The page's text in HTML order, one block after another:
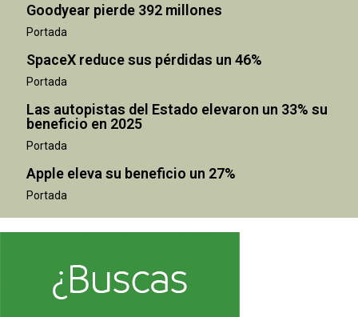
Goodyear pierde 392 millones
Portada
SpaceX reduce sus pérdidas un 46%
Portada
Las autopistas del Estado elevaron un 33% su
beneficio en 2025
Portada
Apple eleva su beneficio un 27%
Portada